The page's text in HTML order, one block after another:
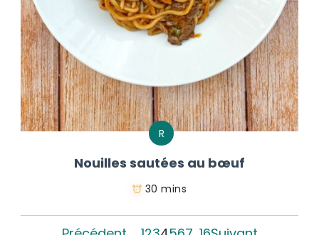
R
Nouilles sautées au bœuf
30 mins